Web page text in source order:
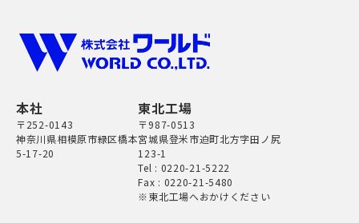
本社
〒252-0143
神奈川県相模原市緑区橋本
5-17-20
東北工場
〒987-0513
宮城県登米市迫町北方字田ノ尻
123-1
Tel : 0220-21-5222
Fax : 0220-21-5480
※東北工場へおかけください